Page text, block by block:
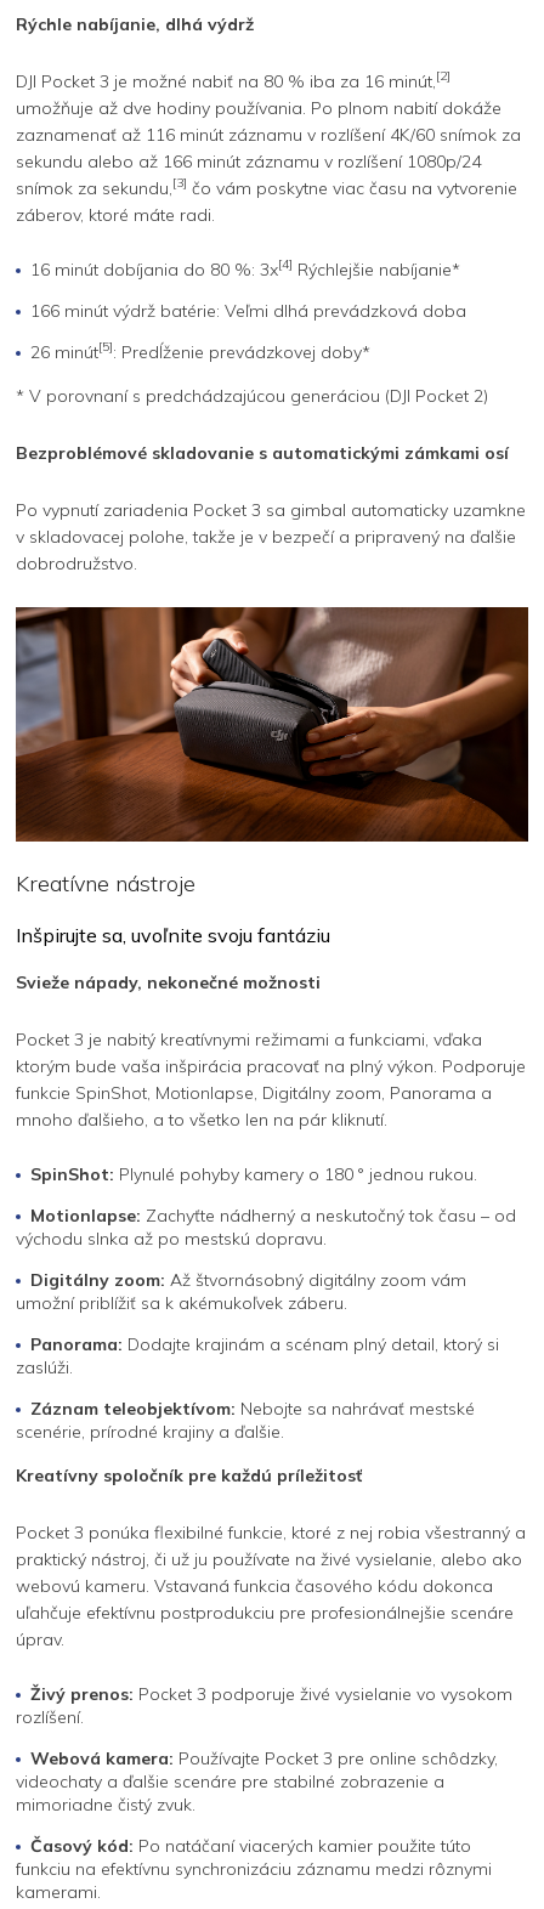
Rýchle nabíjanie, dlhá výdrž
DJI Pocket 3 je možné nabiť na 80 % iba za 16 minút, [2]
umožňuje až dve hodiny používania. Po plnom nabití dokáže
zaznamenať až 116 minút záznamu v rozlíšení 4K/60 snímok za
sekundu alebo až 166 minút záznamu v rozlíšení 1080p/24
snímok za sekundu, [3] čo vám poskytne viac času na vytvorenie
záberov, ktoré máte radi.
16 minút dobíjania do 80 %: 3x[4] Rýchlejšie nabíjanie*
166 minút výdrž batérie: Veľmi dlhá prevádzková doba
26 minút[5]: Predĺženie prevádzkovej doby*
* V porovnaní s predchádzajúcou generáciou (DJI Pocket 2)
Bezproblémové skladovanie s automatickými zámkami osí
Po vypnutí zariadenia Pocket 3 sa gimbal automaticky uzamkne
v skladovacej polohe, takže je v bezpečí a pripravený na ďalšie
dobrodružstvo.
Kreatívne nástroje
Inšpirujte sa, uvoľnite svoju fantáziu
Svieže nápady, nekonečné možnosti
Pocket 3 je nabitý kreatívnymi režimami a funkciami, vďaka
ktorým bude vaša inšpirácia pracovať na plný výkon. Podporuje
funkcie SpinShot, Motionlapse, Digitálny zoom, Panorama a
mnoho ďalšieho, a to všetko len na pár kliknutí.
SpinShot: Plynulé pohyby kamery o 180 ° jednou rukou.
Motionlapse: Zachyťte nádherný a neskutočný tok času – od
východu slnka až po mestskú dopravu.
Digitálny zoom: Až štvornásobný digitálny zoom vám
umožní priblížiť sa k akémukoľvek záberu.
Panorama: Dodajte krajinám a scénam plný detail, ktorý si
zaslúži.
Záznam teleobjektívom: Nebojte sa nahrávať mestské
scenérie, prírodné krajiny a ďalšie.
Kreatívny spoločník pre každú príležitosť
Pocket 3 ponúka flexibilné funkcie, ktoré z nej robia všestranný a
praktický nástroj, či už ju používate na živé vysielanie, alebo ako
webovú kameru. Vstavaná funkcia časového kódu dokonca
uľahčuje efektívnu postprodukciu pre profesionálnejšie scenáre
úprav.
Živý prenos: Pocket 3 podporuje živé vysielanie vo vysokom
rozlíšení.
Webová kamera: Používajte Pocket 3 pre online schôdzky,
videochaty a ďalšie scenáre pre stabilné zobrazenie a
mimoriadne čistý zvuk.
Časový kód: Po natáčaní viacerých kamier použite túto
funkciu na efektívnu synchronizáciu záznamu medzi rôznymi
kamerami.